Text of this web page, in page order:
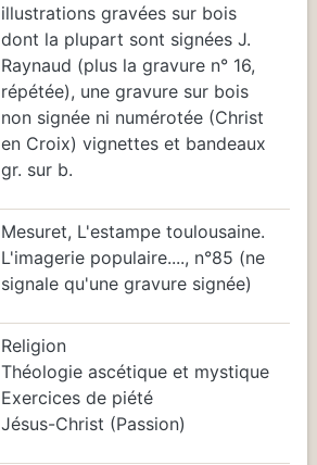
illustrations gravées sur bois
dont la plupart sont signées J.
Raynaud (plus la gravure n° 16,
répétée), une gravure sur bois
non signée ni numérotée (Christ
en Croix) vignettes et bandeaux
gr. sur b.
Mesuret, L'estampe toulousaine.
L'imagerie populaire...., n°85 (ne
signale qu'une gravure signée)
Religion
Théologie ascétique et mystique
Exercices de piété
Jésus-Christ (Passion)